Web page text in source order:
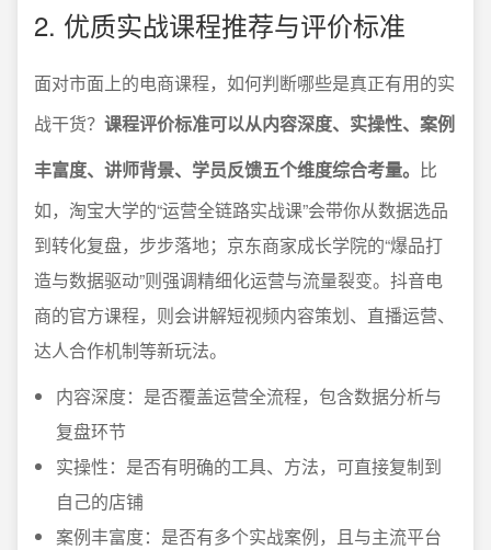
2. 优质实战课程推荐与评价标准
面对市面上的电商课程，如何判断哪些是真正有用的实
战干货？ 课程评价标准可以从内容深度、实操性、案例
丰富度、讲师背景、学员反馈五个维度综合考量。 比
如，淘宝大学的“运营全链路实战课”会带你从数据选品
到转化复盘，步步落地；京东商家成长学院的“爆品打
造与数据驱动”则强调精细化运营与流量裂变。抖音电
商的官方课程，则会讲解短视频内容策划、直播运营、
达人合作机制等新玩法。
内容深度：是否覆盖运营全流程，包含数据分析与
复盘环节
实操性：是否有明确的工具、方法，可直接复制到
自己的店铺
案例丰富度：是否有多个实战案例，且与主流平台